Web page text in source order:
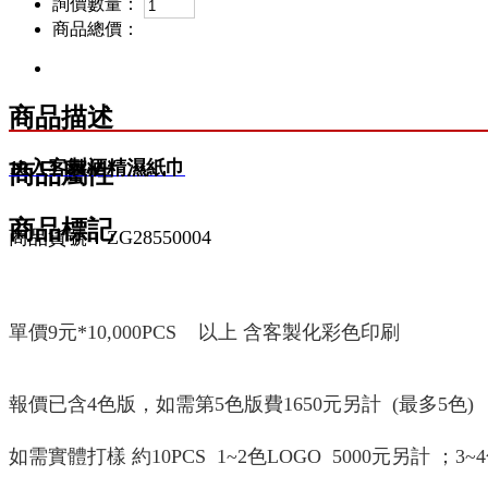
詢價數量：
商品總價：
商品描述
商品屬性
商品標記
10入客製酒精濕紙巾
商品貨號：ZG28550004
單價9元*10,000PCS 以上 含客製化彩色印刷
報價已含4色版，如需第5色版費1650元另計 (最多5色)
如需實體打樣 約10PCS 1~2色LOGO 5000元另計 ；